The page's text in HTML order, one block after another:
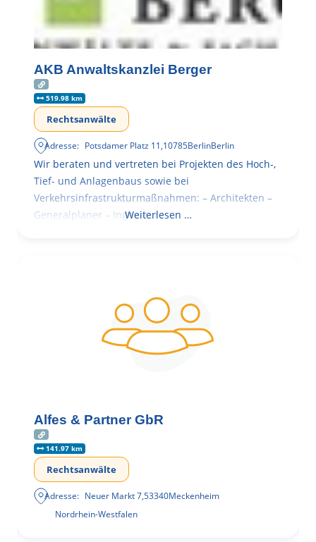
AKB Anwaltskanzlei Berger
519.98 km
Rechtsanwälte
Adresse: Potsdamer Platz 11,10785BerlinBerlin
Wir beraten und vertreten bei Projekten des Hoch-,
Tief- und Anlagenbaus sowie bei
Verkehrsinfrastrukturmaßnahmen: – Architekten –
Generalplaner – Ingenieure
Weiterlesen …
Alfes & Partner GbR
141.97 km
Rechtsanwälte
Adresse: Neuer Markt 7,53340Meckenheim
Nordrhein-Westfalen